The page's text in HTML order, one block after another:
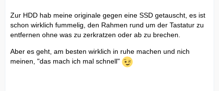
Zur HDD hab meine originale gegen eine SSD getauscht, es ist
schon wirklich fummelig, den Rahmen rund um der Tastatur zu
entfernen ohne was zu zerkratzen oder ab zu brechen.
Aber es geht, am besten wirklich in ruhe machen und nich
meinen, "das mach ich mal schnell"